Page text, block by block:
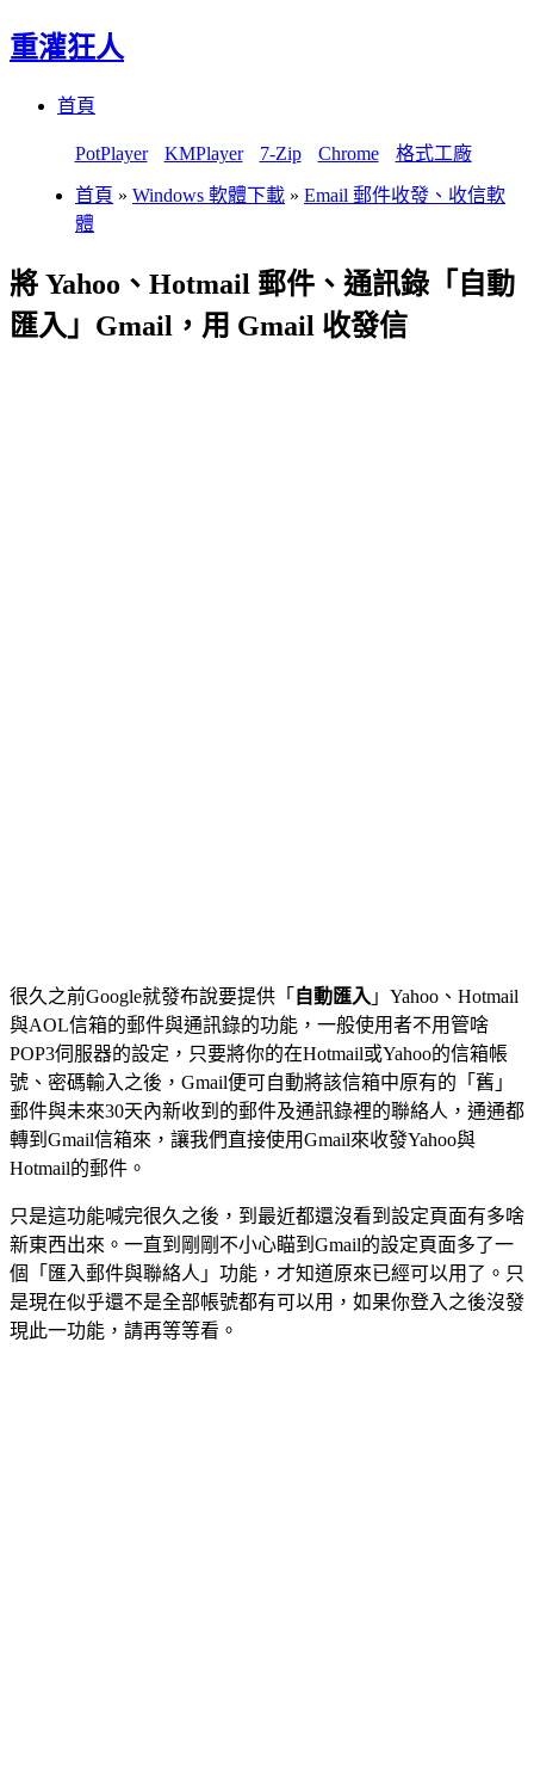
重灌狂人
首頁
PotPlayer KMPlayer 7-Zip Chrome 格式工廠
首頁 » Windows 軟體下載 » Email 郵件收發、收信軟
體
將 Yahoo、Hotmail 郵件、通訊錄「自動
匯入」Gmail，用 Gmail 收發信
很久之前Google就發布說要提供「 自動匯入 」Yahoo、Hotmail
與AOL信箱的郵件與通訊錄的功能，一般使用者不用管啥
POP3伺服器的設定，只要將你的在Hotmail或Yahoo的信箱帳
號、密碼輸入之後，Gmail便可自動將該信箱中原有的「舊」
郵件與未來30天內新收到的郵件及通訊錄裡的聯絡人，通通都
轉到Gmail信箱來，讓我們直接使用Gmail來收發Yahoo與
Hotmail的郵件。
只是這功能喊完很久之後，到最近都還沒看到設定頁面有多啥
新東西出來。一直到剛剛不小心瞄到Gmail的設定頁面多了一
個「匯入郵件與聯絡人」功能，才知道原來已經可以用了。只
是現在似乎還不是全部帳號都有可以用，如果你登入之後沒發
現此一功能，請再等等看。